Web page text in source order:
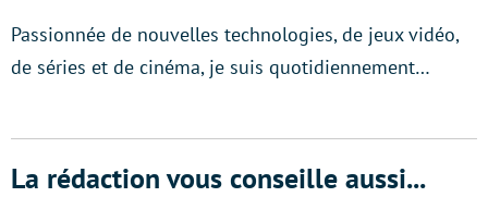
Passionnée de nouvelles technologies, de jeux vidéo,
de séries et de cinéma, je suis quotidiennement…
La rédaction vous conseille aussi...